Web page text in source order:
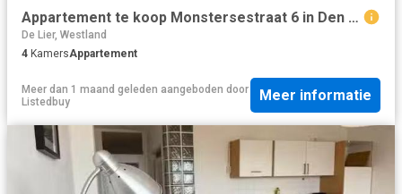
Appartement te koop Monstersestraat 6 in Den Haag voor € 325.000
De Lier, Westland
4 KamersAppartement
Meer dan 1 maand geleden aangeboden door
Listedbuy
Meer informatie